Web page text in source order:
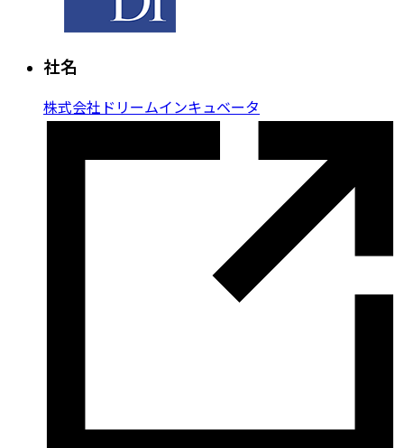
社名
株式会社ドリームインキュベータ